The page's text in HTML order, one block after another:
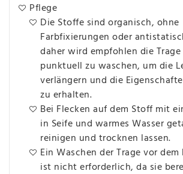
Pflege
Die Stoffe sind organisch, ohne
Farbfixierungen oder
daher wird empfohlen die
punktuell zu waschen, um die
verlängern und die
zu erhalten.
Bei Flecken auf dem Stoff mit
in Seife und warmes Wasser
reinigen und trocknen lassen.
Ein Waschen der Trage vor
ist nicht erforderlich, da sie